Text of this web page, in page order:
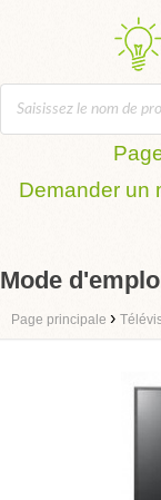
Demander un
Mode
Page principale ›